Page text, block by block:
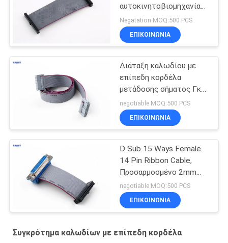
αυτοκινητοβιομηχανία
16 πιν επίπεδο καλώδιο
κορδέλας
Negatation MOQ:500 PCS
ΕΠΙΚΟΙΝΩΝΊΑ
Διάταξη καλωδίου με
επίπεδη κορδέλα
μετάδοσης σήματος Γκρι
χρώμα για οθόνη LED
negotiable MOQ:500 PCS
ΕΠΙΚΟΙΝΩΝΊΑ
D Sub 15 Ways Female
14 Pin Ribbon Cable,
Προσαρμοσμένο 2mm
Pitch Hard Disk
Δικτυακό καλώδιο
δεδομένων
negotiable MOQ:500 PCS
ΕΠΙΚΟΙΝΩΝΊΑ
Συγκρότημα καλωδίων με επίπεδη κορδέλα